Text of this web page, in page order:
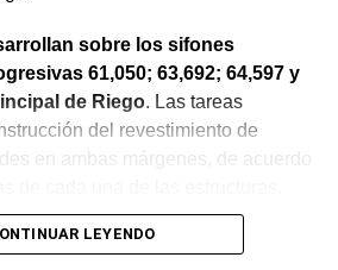
sobre los sifones
61,050; 63,692; 64,597 y
de Riego. Las tareas
del revestimiento de
en ambas márgenes, de acuerdo
de losas deterioradas, la
LEYENDO